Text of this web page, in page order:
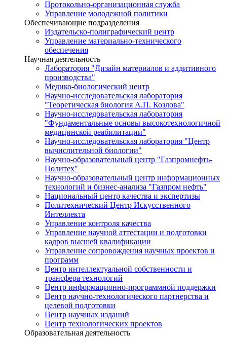
Протокольно-организационная служба
Управление молодежной политики
Обеспечивающие подразделения
Издательско-полиграфический центр
Управление материально-технического
обеспечения
Научная деятельность
Лаборатория "Дизайн материалов и аддитивного
производства"
Медико-биологический центр
Научно-исследовательская лаборатория
"Теоретическая биология А.П. Козлова"
Научно-исследовательская лаборатория
"Фундаментальные основы высокотехнологичной
медицинской реабилитации"
Научно-исследовательская лаборатория "Центр
вычислительной биологии"
Научно-образовательный центр "Газпромнефть-
Политех"
Научно-образовательный центр информационных
технологий и бизнес-анализа "Газпром нефть"
Национальный центр качества и экспертизы
Политехнический Центр Искусственного
Интеллекта
Управление контроля качества
Управление научной аттестации и подготовки
кадров высшей квалификации
Управление сопровождения научных проектов и
программ
Центр интеллектуальной собственности и
трансфера технологий
Центр информационно-программной поддержки
Центр научно-технологического партнерства и
целевой подготовки
Центр научных изданий
Центр технологических проектов
Образовательная деятельность